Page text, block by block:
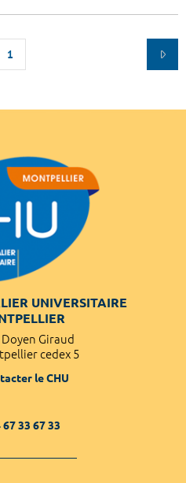
1
UNIVERSITAIRE
Doyen Giraud
cedex 5
le CHU
67 33 67 33